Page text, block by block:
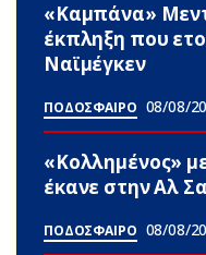
«Καμπάνα»
έκπληξη που
Ναϊμέγκεν
ΠΟΔΟΣΦΑΙΡΟ 08/08/
«Κολλημένος»
έκανε στην Αλ
ΠΟΔΟΣΦΑΙΡΟ 08/08/